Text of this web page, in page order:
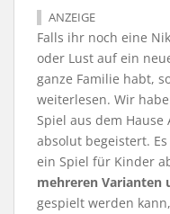
ANZEIGE
Falls ihr noch eine
oder Lust auf ein
ganze Familie habt,
weiterlesen. Wir
Spiel aus dem
absolut begeistert.
ein Spiel für Kinder
mehreren Varianten
gespielt werden